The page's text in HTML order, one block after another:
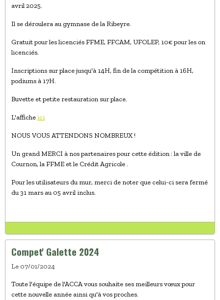
avril 2025.
Il se déroulera au gymnase de la Ribeyre.
Gratuit pour les licenciés FFME, FFCAM, UFOLEP, 10€ pour les on
licenciés.
Inscriptions sur place jusqu'à 14H, fin de la compétition à 16H,
podiums à 17H.
Buvette et petite restauration sur place.
L'affiche ici
NOUS VOUS ATTENDONS NOMBREUX !
Un grand MERCI à nos partenaires pour cette édition : la ville de
Cournon, la FFME et le Crédit Agricole .
Pour les utilisateurs du mur, merci de noter que celui-ci sera fermé
du 31 mars au 05 avril inclus.
Compet' Galette 2024
Le 07/01/2024
Toute l'équipe de l'ACCA vous souhaite ses meilleurs vœux pour
cette nouvelle année ainsi qu'à vos proches.